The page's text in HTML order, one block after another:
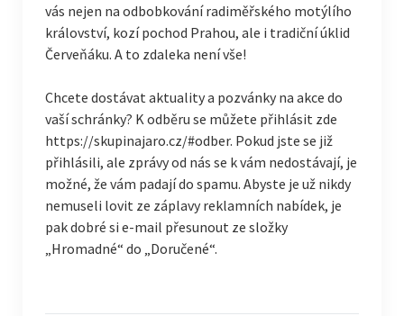
vás nejen na odbobkování radiměřského motýlího
království, kozí pochod Prahou, ale i tradiční úklid
Červeňáku. A to zdaleka není vše!
Chcete dostávat aktuality a pozvánky na akce do
vaší schránky? K odběru se můžete přihlásit zde
https://skupinajaro.cz/#odber. Pokud jste se již
přihlásili, ale zprávy od nás se k vám nedostávají, je
možné, že vám padají do spamu. Abyste je už nikdy
nemuseli lovit ze záplavy reklamních nabídek, je
pak dobré si e-mail přesunout ze složky
„Hromadné“ do „Doručené“.